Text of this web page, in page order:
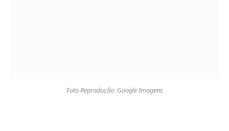
Foto Reprodução: Google Imagens